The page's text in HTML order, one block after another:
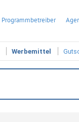
Programmbetreiber
Werbemittel